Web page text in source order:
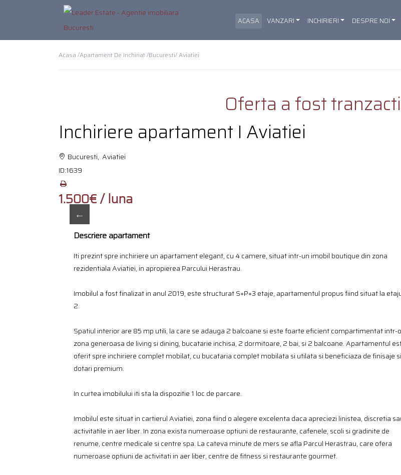
ACASA VANZARI INCHIRIERI DESPRE NOI
Acasa /Apartament De Inchiriat /Bucuresti/ Aviatiei
Oferta a fost
Inchiriere apartament I Aviatiei
Bucuresti, Aviatiei
ID:1639
1.500€ / luna
Descriere apartament
Iti prezint spre inchiriere un apartament elegant, cu 4 camere, situat intr-un imobil boutique din zona
rezidentiala Aviatiei, in apropierea Parcului Herastrau.
Imobilul a fost finalizat in anul 2019, este structurat S+P+3 etaje, apartamentul propus fiind situat la
2.
Spatiul interior are 85 mp utili, la care se adauga 2 balcoane si este foarte eficient compartimentat intr-o
zona generoasa de living si dining, bucatarie inchisa, 2 dormitoare, 2 bai, si 2 balcoane. Apartamentul
oferit spre inchiriere complet mobilat, cu bucataria complet mobilata si utilata si beneficiaza de finisaje si
dotari premium.
In curtea imobilului iti sta la dispozitie 1 loc de parcare.
Imobilul este situat in cartierul Aviatiei, zona fiind o alegere excelenta daca apreciezi linistea, discretia
activitatile in aer liber. In zona exista numeroase optiuni de restaurante, cafenele, scoli si gradinite de
renume, centre medicale si centre spa. La cateva minute de mers se afla Parcul Herastrau, care ofera
numeroase optiuni de activitati in aer liber, centre de fitness si restaurante gourmet.